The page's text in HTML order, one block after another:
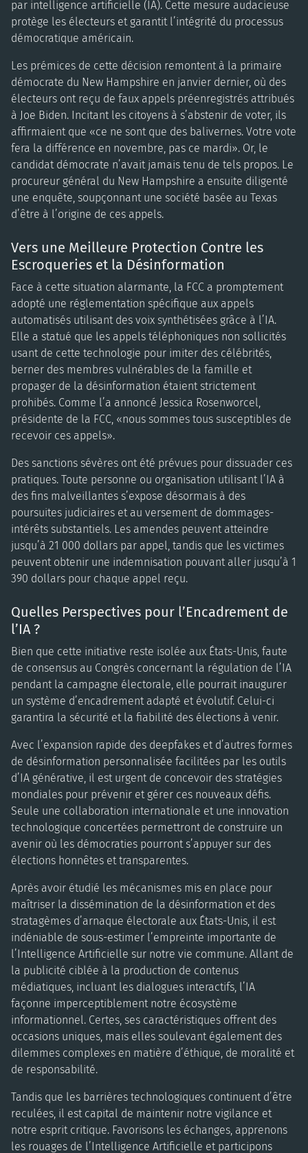
par intelligence artificielle (IA). Cette mesure audacieuse
protège les électeurs et garantit l’intégrité du processus
démocratique américain.
Les prémices de cette décision remontent à la primaire
démocrate du New Hampshire en janvier dernier, où des
électeurs ont reçu de faux appels préenregistrés attribués
à Joe Biden. Incitant les citoyens à s’abstenir de voter, ils
affirmaient que «ce ne sont que des balivernes. Votre vote
fera la différence en novembre, pas ce mardi». Or, le
candidat démocrate n’avait jamais tenu de tels propos. Le
procureur général du New Hampshire a ensuite diligenté
une enquête, soupçonnant une société basée au Texas
d’être à l’origine de ces appels.
Vers une Meilleure Protection Contre les
Escroqueries et la Désinformation
Face à cette situation alarmante, la FCC a promptement
adopté une réglementation spécifique aux appels
automatisés utilisant des voix synthétisées grâce à l’IA.
Elle a statué que les appels téléphoniques non sollicités
usant de cette technologie pour imiter des célébrités,
berner des membres vulnérables de la famille et
propager de la désinformation étaient strictement
prohibés. Comme l’a annoncé Jessica Rosenworcel,
présidente de la FCC, «nous sommes tous susceptibles de
recevoir ces appels».
Des sanctions sévères ont été prévues pour dissuader ces
pratiques. Toute personne ou organisation utilisant l’IA à
des fins malveillantes s’expose désormais à des
poursuites judiciaires et au versement de dommages-
intérêts substantiels. Les amendes peuvent atteindre
jusqu’à 21 000 dollars par appel, tandis que les victimes
peuvent obtenir une indemnisation pouvant aller jusqu’à 1
390 dollars pour chaque appel reçu.
Quelles Perspectives pour l’Encadrement de
l’IA ?
Bien que cette initiative reste isolée aux États-Unis, faute
de consensus au Congrès concernant la régulation de l’IA
pendant la campagne électorale, elle pourrait inaugurer
un système d’encadrement adapté et évolutif. Celui-ci
garantira la sécurité et la fiabilité des élections à venir.
Avec l’expansion rapide des deepfakes et d’autres formes
de désinformation personnalisée facilitées par les outils
d’IA générative, il est urgent de concevoir des stratégies
mondiales pour prévenir et gérer ces nouveaux défis.
Seule une collaboration internationale et une innovation
technologique concertées permettront de construire un
avenir où les démocraties pourront s’appuyer sur des
élections honnêtes et transparentes.
Après avoir étudié les mécanismes mis en place pour
maîtriser la dissémination de la désinformation et des
stratagèmes d’arnaque électorale aux États-Unis, il est
indéniable de sous-estimer l’empreinte importante de
l’Intelligence Artificielle sur notre vie commune. Allant de
la publicité ciblée à la production de contenus
médiatiques, incluant les dialogues interactifs, l’IA
façonne imperceptiblement notre écosystème
informationnel. Certes, ses caractéristiques offrent des
occasions uniques, mais elles soulevant également des
dilemmes complexes en matière d’éthique, de moralité et
de responsabilité.
Tandis que les barrières technologiques continuent d’être
reculées, il est capital de maintenir notre vigilance et
notre esprit critique. Favorisons les échanges, apprenons
les rouages de l’Intelligence Artificielle et participons